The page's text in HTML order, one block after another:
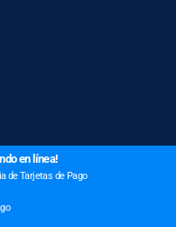
en línea!
de Tarjetas de Pago